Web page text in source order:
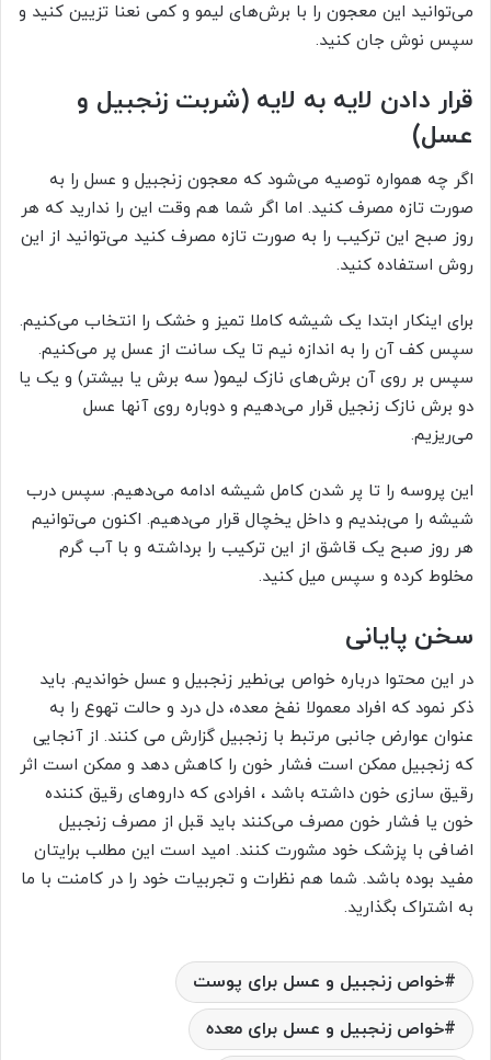
می‌توانید این معجون را با برش‌های لیمو و کمی نعنا تزیین کنید و
سپس نوش جان کنید.
قرار دادن لایه به لایه (شربت زنجبیل و
عسل)
اگر چه همواره توصیه می‌شود که معجون زنجبیل و عسل را به
صورت تازه مصرف کنید. اما اگر شما هم وقت این را ندارید که هر
روز صبح این ترکیب را به صورت تازه مصرف کنید می‌توانید از این
روش استفاده کنید.
برای اینکار ابتدا یک شیشه کاملا تمیز و خشک را انتخاب می‌کنیم.
سپس کف آن را به اندازه نیم تا یک سانت از عسل پر می‌کنیم.
سپس بر روی آن برش‌های نازک لیمو( سه برش یا بیشتر) و یک یا
دو برش نازک زنجیل قرار می‌دهیم و دوباره روی آنها عسل
می‌ریزیم.
این پروسه را تا پر شدن کامل شیشه ادامه می‌دهیم. سپس درب
شیشه را می‌بندیم و داخل یخچال قرار می‌دهیم. اکنون می‌توانیم
هر روز صبح یک قاشق از این ترکیب را برداشته و با آب گرم
مخلوط کرده و سپس میل کنید.
سخن پایانی
در این محتوا درباره خواص بی‌نطیر زنجبیل و عسل خواندیم. باید
ذکر نمود که افراد معمولا نفخ معده، دل درد و حالت تهوع را به
عنوان عوارض جانبی مرتبط با زنجبیل گزارش می کنند. از آنجایی
که زنجبیل ممکن است فشار خون را کاهش دهد و ممکن است اثر
رقیق سازی خون داشته باشد ، افرادی که داروهای رقیق کننده
خون یا فشار خون مصرف می‌کنند باید قبل از مصرف زنجبیل
اضافی با پزشک خود مشورت کنند. امید است این مطلب برایتان
مفید بوده باشد. شما هم نظرات و تجربیات خود را در کامنت با ما
به اشتراک بگذارید.
خواص زنجبیل و عسل برای پوست
خواص زنجبیل و عسل برای معده